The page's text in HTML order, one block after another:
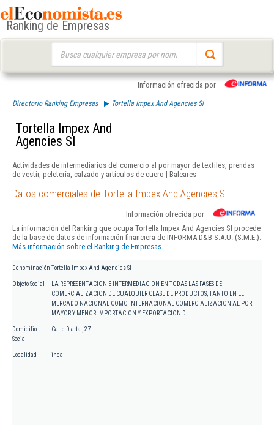
Ranking de Empresas
Información ofrecida por
Directorio Ranking Empresas Tortella Impex And Agencies Sl
Tortella Impex And
Agencies Sl
Actividades de intermediarios del comercio al por mayor de textiles, prendas
de vestir, peletería, calzado y artículos de cuero | Baleares
Datos comerciales de Tortella Impex And Agencies Sl
Información ofrecida por
La información del Ranking que ocupa Tortella Impex And Agencies Sl procede
de la base de datos de información financiera de INFORMA D&B S.A.U. (S.M.E.).
Más información sobre el Ranking de Empresas.
Denominación Tortella Impex And Agencies Sl
Objeto Social
LA REPRESENTACION E INTERMEDIACION EN TODAS LAS FASES DE
COMERCIALIZACION DE CUALQUIER CLASE DE PRODUCTOS, TANTO EN EL
MERCADO NACIONAL COMO INTERNACIONAL COMERCIALIZACION AL POR
MAYOR Y MENOR IMPORTACION Y EXPORTACION D
Domicilio
Social
Calle D'arta , 27
Localidad inca